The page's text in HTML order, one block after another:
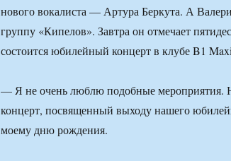
нового вокалиста — Артура Беркута. А
группу «Кипелов». Завтра он отмечает
состоится юбилейный концерт в клубе B1
— Я не очень люблю подобные мероприятия.
концерт, посвященный выходу нашего
моему дню рождения.